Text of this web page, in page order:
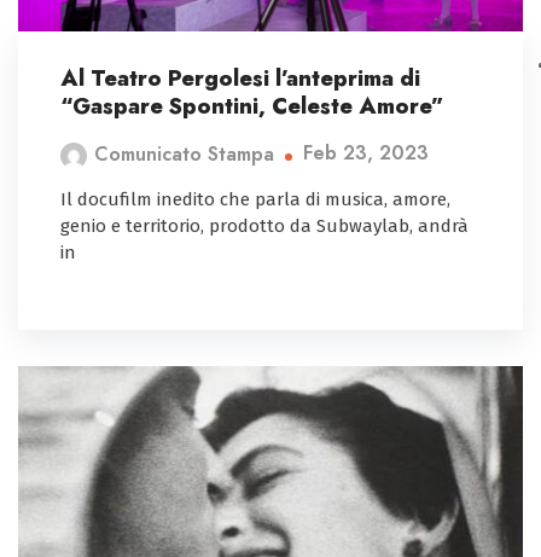
Al Teatro Pergolesi l’anteprima di
“Gaspare Spontini, Celeste Amore”
Comunicato Stampa Feb 23, 2023
Il docufilm inedito che parla di musica, amore,
genio e territorio, prodotto da Subwaylab, andrà
in